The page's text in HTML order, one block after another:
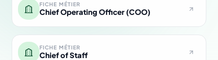
FICHE MÉTIER
Chief Operating Officer (COO)
FICHE MÉTIER
Chief of Staff